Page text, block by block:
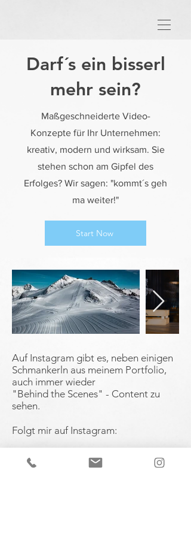
Darf´s ein bisserl
mehr sein?
Maßgeschneiderte Video-
Konzepte für Ihr Unternehmen:
kreativ, modern und wirksam. Sie
stehen schon am Gipfel des
Erfolges? Wir sagen: "kommt´s geh
ma weiter!"
Start Now
Auf Instagram gibt es, neben einigen
Schmankerln aus meinem Portfolio,
auch immer wieder
"Behind the Scenes" - Content zu
sehen.
Folgt mir auf Instagram: